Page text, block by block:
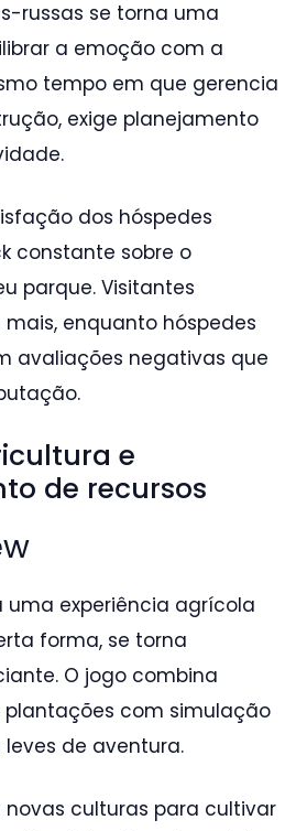
russas se torna uma
a emoção com a
tempo em que gerencia
exige planejamento
dos hóspedes
constante sobre o
parque. Visitantes
enquanto hóspedes
avaliações negativas que
e
de recursos
uma experiência agrícola
forma, se torna
O jogo combina
com simulação
de aventura.
culturas para cultivar